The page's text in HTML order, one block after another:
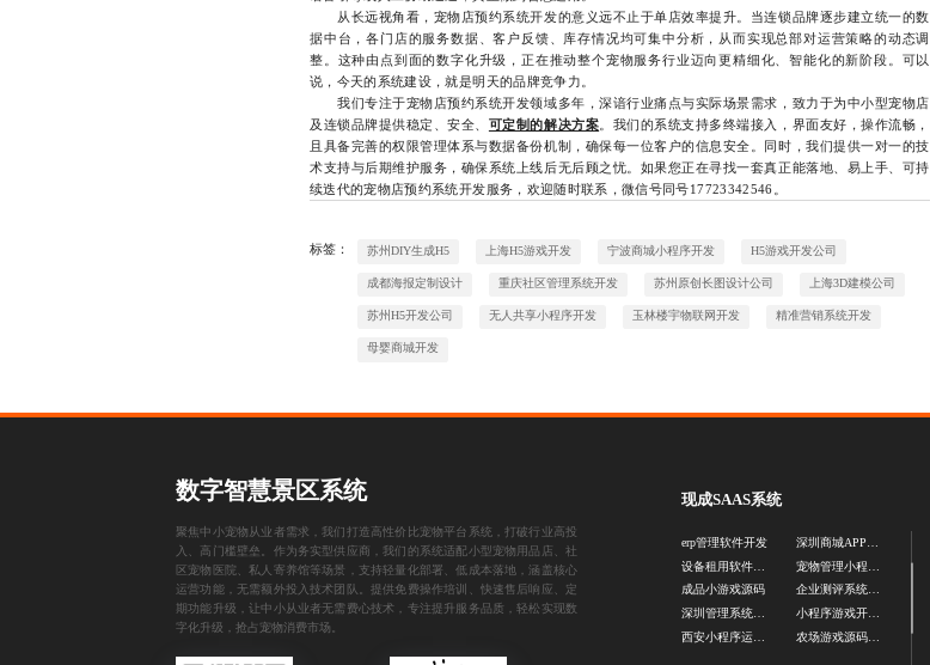
从长远视角看，宠物店预约系统开发的意义远不止于单店效率提升。当连锁品牌逐步建立统一的数
据中台，各门店的服务数据、客户反馈、库存情况均可集中分析，从而实现总部对运营策略的动态调
整。这种由点到面的数字化升级，正在推动整个宠物服务行业迈向更精细化、智能化的新阶段。可以
说，今天的系统建设，就是明天的品牌竞争力。
我们专注于宠物店预约系统开发领域多年，深谙行业痛点与实际场景需求，致力于为中小型宠物店
及连锁品牌提供稳定、安全、 可定制的解决方案 。我们的系统支持多终端接入，界面友好，操作流畅，
且具备完善的权限管理体系与数据备份机制，确保每一位客户的信息安全。同时，我们提供一对一的技
术支持与后期维护服务，确保系统上线后无后顾之忧。如果您正在寻找一套真正能落地、易上手、可持
续迭代的宠物店预约系统开发服务，欢迎随时联系，微信号同号17723342546。
标签： 苏州DIY生成H5 上海H5游戏开发 宁波商城小程序开发 H5游戏开发公司
成都海报定制设计 重庆社区管理系统开发 苏州原创长图设计公司 上海3D建模公司
苏州H5开发公司 无人共享小程序开发 玉林楼宇物联网开发 精准营销系统开发
母婴商城开发
数字智慧景区系统
聚焦中小宠物从业者需求，我们打造高性价比宠物平台系统，打破行业高投
入、高门槛壁垒。作为务实型供应商，我们的系统适配小型宠物用品店、社
区宠物医院、私人寄养馆等场景，支持轻量化部署、低成本落地，涵盖核心
运营功能，无需额外投入技术团队。提供免费操作培训、快速售后响应、定
期功能升级，让中小从业者无需费心技术，专注提升服务品质，轻松实现数
字化升级，抢占宠物消费市场。
现成SAAS系统
erp管理软件开发
设备租用软件开发
成品小游戏源码
深圳管理系统软件开发
西安小程序运营图设计
企业测评系统源码